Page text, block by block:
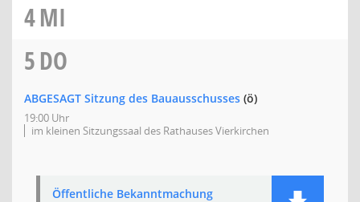
4MI
5DO
ABGESAGT Sitzung des Bauausschusses (ö)
19:00 Uhr
im kleinen Sitzungssaal des Rathauses Vierkirchen
Öffentliche Bekanntmachung